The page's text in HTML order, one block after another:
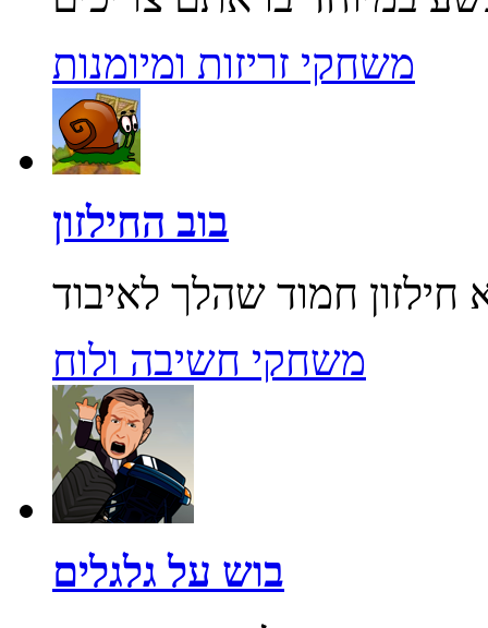
משחקי זריזות ומיומנות
בוב החילזון
משחקי חשיבה ולוח
בוש על גלגלים